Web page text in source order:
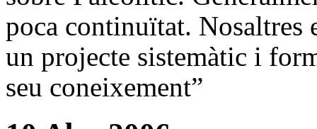
poca continuïtat. Nosaltres
un projecte sistemàtic i
seu coneixement”